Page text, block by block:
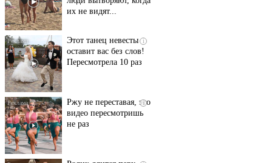
их не видят...
оставит вас без слов!
Пересмотрела 10 раз
видео пересмотришь
не раз